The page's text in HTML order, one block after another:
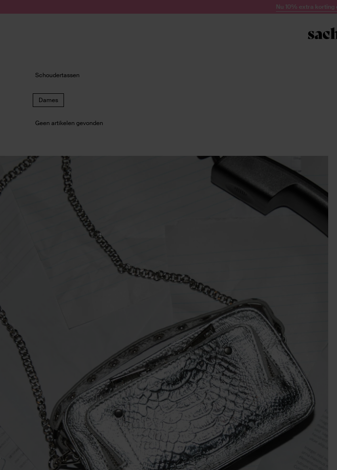
Nu 10% extra korting
Schoudertassen
Dames
Geen artikelen gevonden